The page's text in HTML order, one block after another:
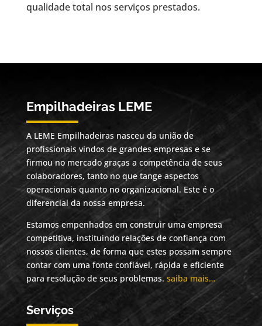
qualidade total nos serviços prestados.
Empilhadeiras LEME
A LEME Empilhadeiras nasceu da união de
profissionais vindos de grandes empresas e se
firmou no mercado graças a competência de seus
colaboradores, tanto no que tange aspectos
operacionais quanto no organizacional. Este é o
diferencial da nossa empresa.
Estamos empenhados em construir uma empresa
competitiva, instituindo relações de confiança com
nossos clientes, de forma que estes possam sempre
contar com uma fonte confiável, rápida e eficiente
para resolução de seus problemas.saiba mais…
Serviços